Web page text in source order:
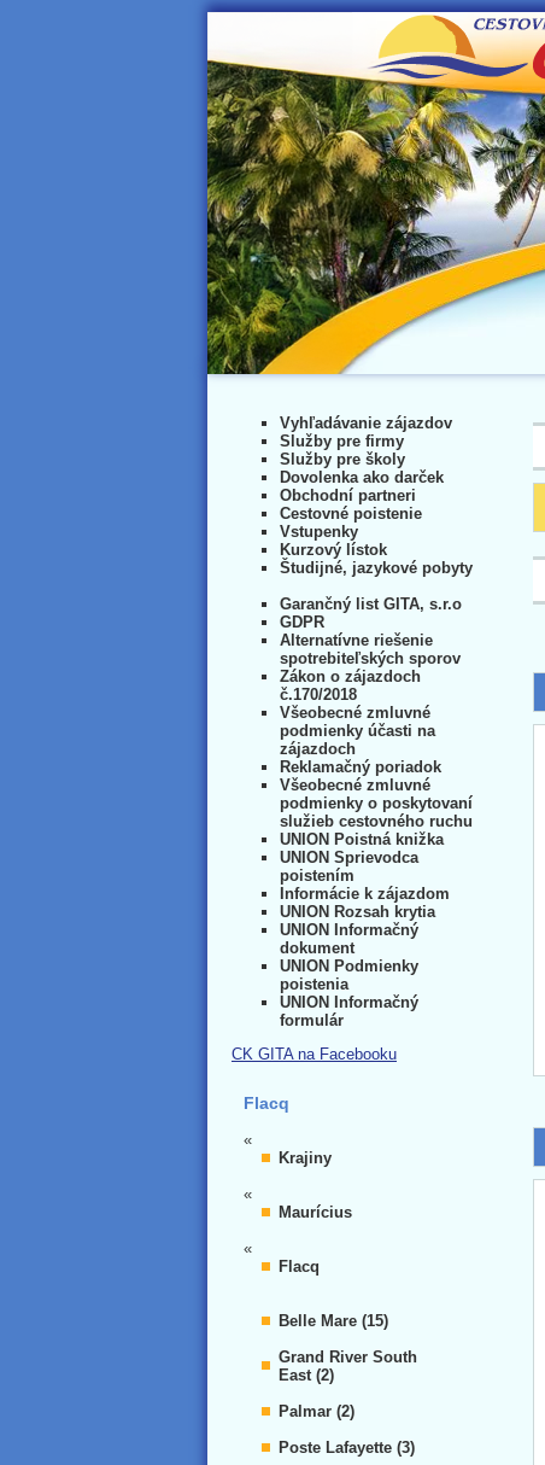
Vyhľadávanie zájazdov
Služby pre firmy
Služby pre školy
Dovolenka ako darček
Obchodní partneri
Cestovné poistenie
Vstupenky
Kurzový lístok
Študijné, jazykové pobyty
Garančný list GITA, s.r.o
GDPR
Alternatívne riešenie
spotrebiteľských sporov
Zákon o zájazdoch
č.170/2018
Všeobecné zmluvné
podmienky účasti na
zájazdoch
Reklamačný poriadok
Všeobecné zmluvné
podmienky o poskytovaní
služieb cestovného ruchu
UNION Poistná knižka
UNION Sprievodca
poistením
Informácie k zájazdom
UNION Rozsah krytia
UNION Informačný
dokument
UNION Podmienky
poistenia
UNION Informačný
formulár
CK GITA na Facebooku
Flacq
«
Krajiny
«
Maurícius
«
Flacq
Belle Mare (15)
Grand River South
East (2)
Palmar (2)
Poste Lafayette (3)